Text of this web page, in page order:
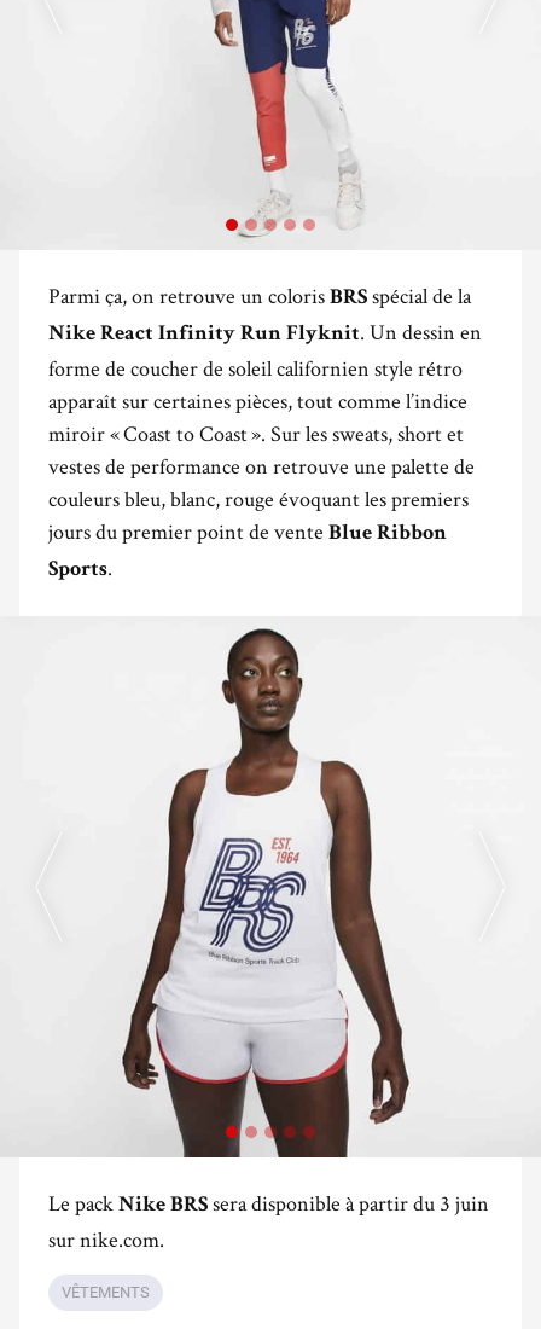
Parmi ça, on retrouve un coloris BRS spécial de la
Nike React Infinity Run Flyknit. Un dessin en
forme de coucher de soleil californien style rétro
apparaît sur certaines pièces, tout comme l’indice
miroir « Coast to Coast ». Sur les sweats, short et
vestes de performance on retrouve une palette de
couleurs bleu, blanc, rouge évoquant les premiers
jours du premier point de vente Blue Ribbon
Sports.
Le pack Nike BRS sera disponible à partir du 3 juin
sur nike.com.
VÊTEMENTS